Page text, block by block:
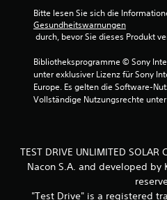
Bitte lesen Sie sich die
Gesundheitswarnungen
durch, bevor Sie dieses Produkt
Bibliotheksprogramme © Sony
unter exklusiver Lizenz für Sony
Europe. Es gelten die Software-
Vollständige Nutzungsrechte
TEST DRIVE UNLIMITED
Nacon S.A. and developed by
"Test Drive" is a registered